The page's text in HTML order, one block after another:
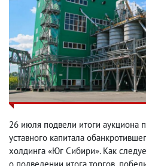
26 июля подвели итоги аукциона
уставного капитала
холдинга «Юг Сибири». Как